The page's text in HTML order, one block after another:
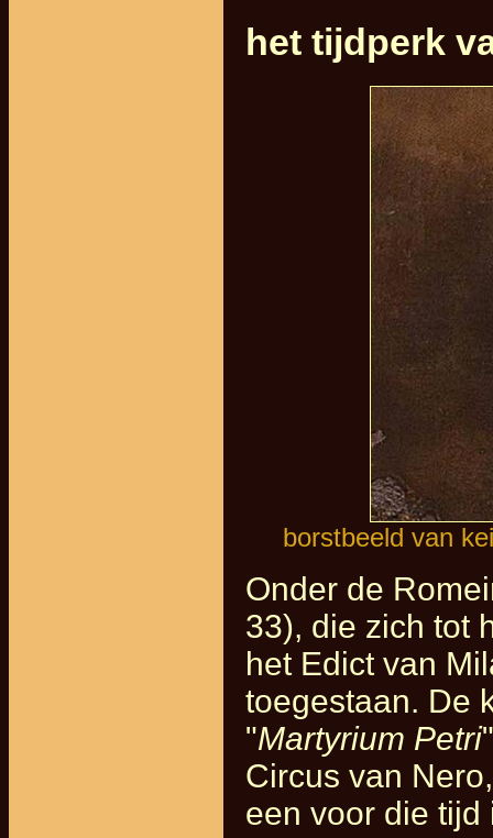
het tijdperk
borstbeeld van
Onder de
33), die zich tot
het Edict van
toegestaan. De
"Martyrium Petri
Circus van
een voor die